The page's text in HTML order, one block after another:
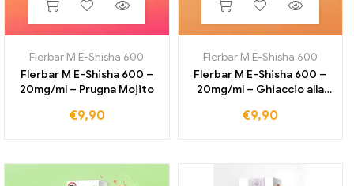
Flerbar M E-Shisha 600
Flerbar M E-Shisha 600 –
20mg/ml – Prugna Mojito
€9,90
Flerbar M E-Shisha 600
Flerbar M E-Shisha 600 –
20mg/ml – Ghiaccio alla
€9,90